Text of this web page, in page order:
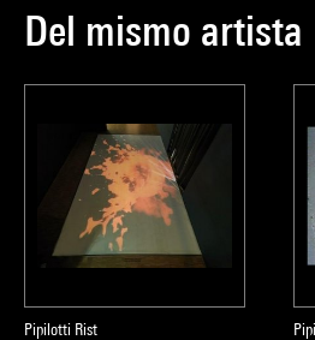
Del mismo artista
Pipilotti Rist